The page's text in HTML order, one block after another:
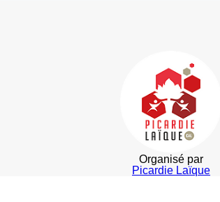
Organisé par
Picardie Laïque